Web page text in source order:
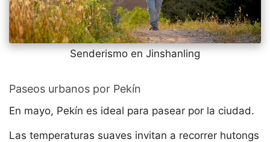
Senderismo en Jinshanling
Paseos urbanos por Pekín
En mayo, Pekín es ideal para pasear por la ciudad.
Las temperaturas suaves invitan a recorrer hutongs